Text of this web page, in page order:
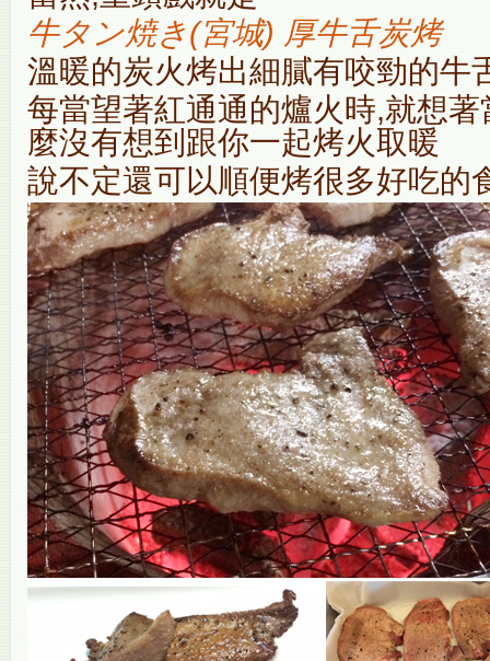
牛タン焼き(宮城) 厚牛舌炭烤
溫暖的炭火烤出細膩有咬勁的牛
每當望著紅通通的爐火時,就想
麼沒有想到跟你一起烤火取暖
說不定還可以順便烤很多好吃的